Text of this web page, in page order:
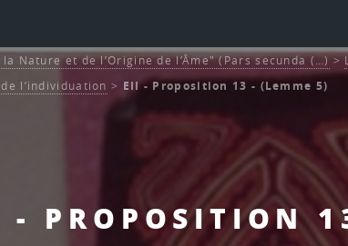
- PROPOSITION
Nature et de l’Origine de l’Âme" (Pars secunda (…)>
l’individuation > EII - Proposition 13 - (Lemme 5)